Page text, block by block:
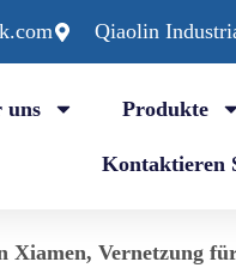
Qiaolin
uns Produkte
Kontaktieren
Xiamen, Vernetzung